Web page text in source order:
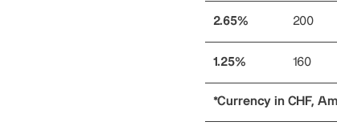
2.65% 200
1.25% 160
*Currency in CHF,